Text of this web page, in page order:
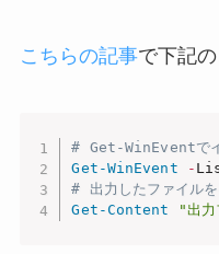
こちらの記事で下記
# Get-WinEventで
Get-WinEvent
-
# 出力したファイル
Get-Content
"出力